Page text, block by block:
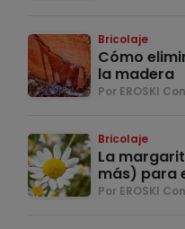
Bricolaje
Cómo
la madera
Por EROSKI
Bricolaje
La
más) para
Por EROSKI